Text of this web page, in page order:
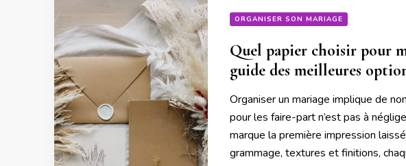
ORGANISER SON MARIAGE
Quel papier choisir pour
guide des meilleures
Organiser un mariage implique de
pour les faire-part n’est pas à
marque la première impression
grammage, textures et finitions,